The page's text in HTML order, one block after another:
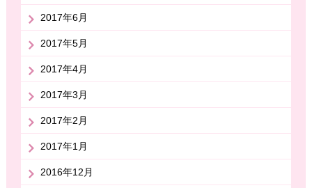
2017年6月
2017年5月
2017年4月
2017年3月
2017年2月
2017年1月
2016年12月